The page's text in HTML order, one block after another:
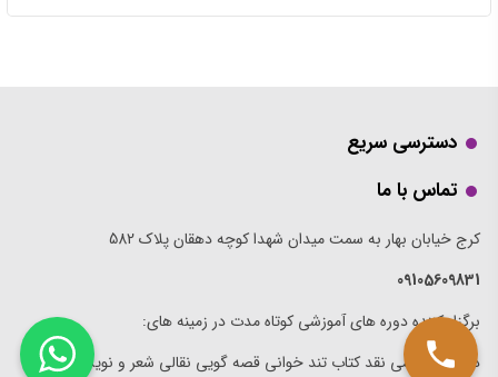
دسترسی سریع
تماس با ما
کرج خیابان بهار به سمت میدان شهدا کوچه دهقان پلاک 582
09105609831
برگزار کننده دوره های آموزشی کوتاه مدت در زمینه های:
داستان نویسی نقد کتاب تند خوانی قصه گویی نقالی شعر و نویسندگی در